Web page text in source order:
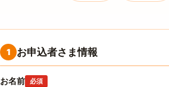
1 お申込者さま情報
お名前 必須